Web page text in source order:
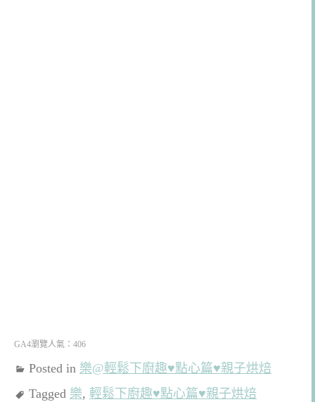
GA4瀏覽人氣：406
Posted in 樂@輕鬆下廚趣♥點心篇♥親子烘焙
Tagged 樂, 輕鬆下廚趣♥點心篇♥親子烘焙